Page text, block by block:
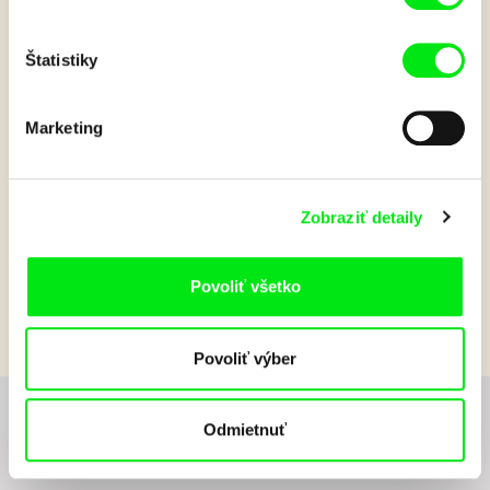
Štatistiky
Marketing
Zobraziť detaily
Povoliť všetko
Povoliť výber
Odmietnuť
dobrodružstva, sprevádzaný zaľúbeným a oddaným Toníkom
prejde po morskom dne v sedle morského koníka a nechýba
ani slávny let na delovej guli.
Zobraziť viac
k dispozícií.
Chcete byť pravidelne informovaní o novinkách v
junior programe?